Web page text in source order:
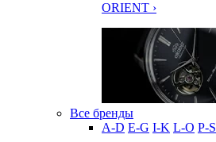
ORIENT ›
Все бренды
A-D E-G I-K L-O P-S